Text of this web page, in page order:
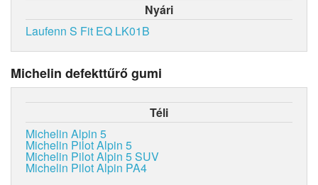
Nyári
Laufenn S Fit EQ LK01B
Michelin defekttűrő gumi
Téli
Michelin Alpin 5
Michelin Pilot Alpin 5
Michelin Pilot Alpin 5 SUV
Michelin Pilot Alpin PA4